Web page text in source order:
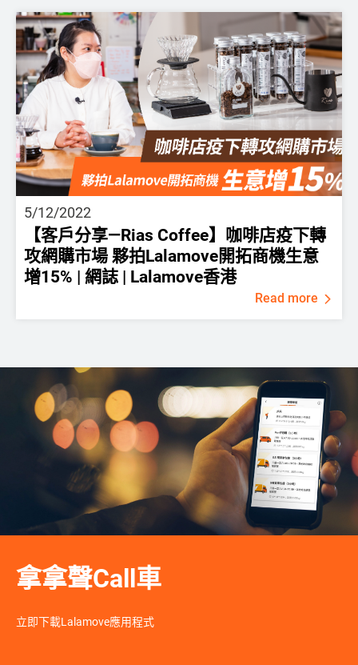
5/12/2022
【客戶分享—Rias Coffee】咖啡店疫下轉
攻網購市場 夥拍Lalamove開拓商機生意
增15% | 網誌 | Lalamove香港
Read more
拿拿聲Call車
立即下載Lalamove應用程式